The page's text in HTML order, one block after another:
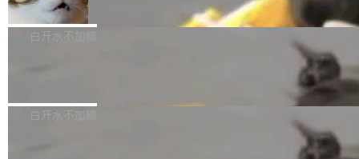
撑庞大支出的资金来源却呈现出截然不同的面
貌。数据显示，微软和 Meta 主要依托充沛的经
sh | bash 安装一个能在大项目里自动规划、写
代码、验证结果的 AI 终端工具。 据介绍，Muse
个主 agent 循环，外加一组后台 agent。这些后
准 AI 能力认知
机器出题的前提，是让机器拥有全局视野。整个
构建流程可以分为四个环节：建图 → 控制难度
白开水不加糖
库，并将作为transport接入Mooncake TENT。
白开水不加糖